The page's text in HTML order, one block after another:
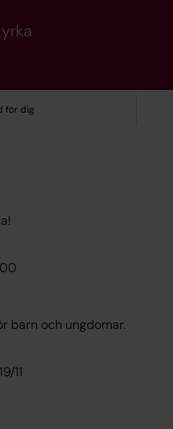
för dig
barn och ungdomar.
11